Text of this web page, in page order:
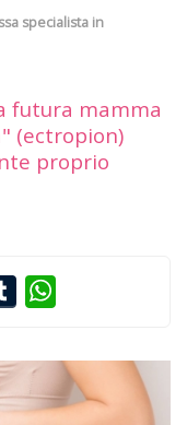
specialista in
futura mamma
(ectropion)
proprio
Tumblr